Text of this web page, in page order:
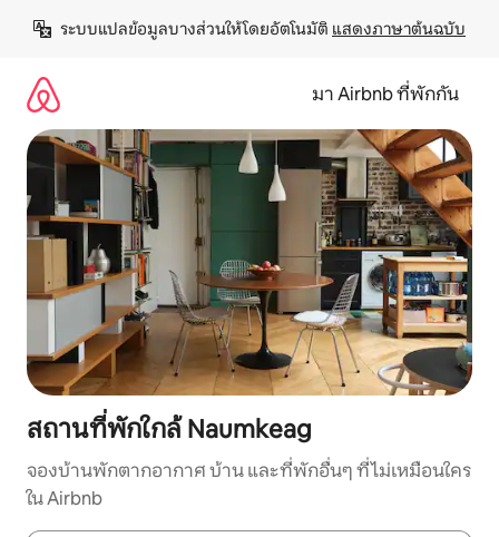
เนื้อหา
ระบบแปลข้อมูลบางส่วนให้โดยอัตโนมัติ แสดงภาษาต้นฉบับ
มา Airbnb ที่พักกัน
สถานที่พักใกล้ Naumkeag
จองบ้านพักตากอากาศ บ้าน และที่พักอื่นๆ ที่ไม่เหมือนใคร
ใน Airbnb